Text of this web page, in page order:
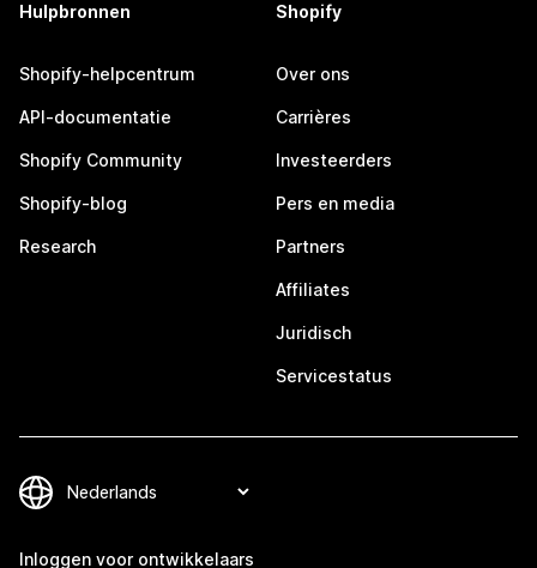
Hulpbronnen
Shopify-helpcentrum
API-documentatie
Shopify Community
Shopify-blog
Research
Shopify
Over ons
Carrières
Investeerders
Pers en media
Partners
Affiliates
Juridisch
Servicestatus
Inloggen voor ontwikkelaars